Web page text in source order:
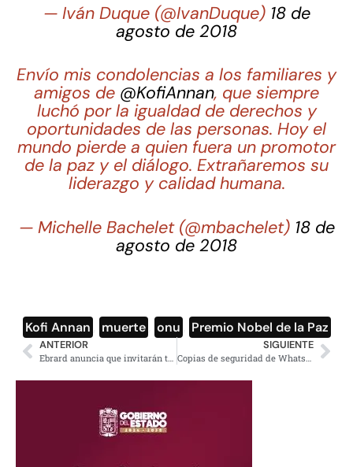
— Iván Duque (@IvanDuque) 18 de
agosto de 2018
Envío mis condolencias a los familiares y
amigos de @KofiAnnan, que siempre
luchó por la igualdad de derechos y
oportunidades de las personas. Hoy el
mundo pierde a quien fuera un promotor
de la paz y el diálogo. Extrañaremos su
liderazgo y calidad humana.
— Michelle Bachelet (@mbachelet) 18 de
agosto de 2018
Kofi Annan muerte onu Premio Nobel de la Paz
ANTERIOR
Ebrard anuncia que invitarán todos los jefes de Estado a la toma de posesión de AMLO
SIGUIENTE
Copias de seguridad de WhatsApp ya no ocuparan espacio en Google Drive